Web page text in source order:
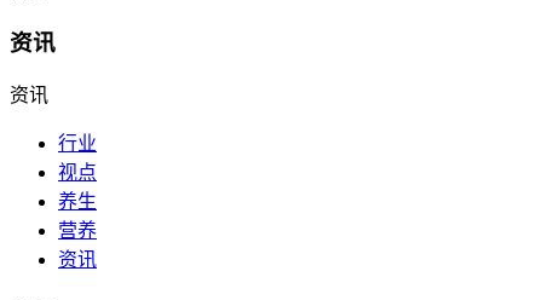
资讯
资讯
行业
视点
养生
营养
资讯